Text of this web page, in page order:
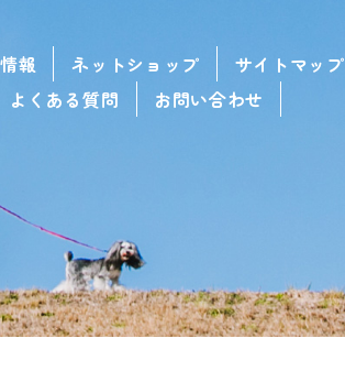
報 ネットショップ
サイトマップ
よくある質問 お問い合わせ